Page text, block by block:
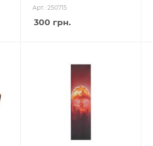
Арт.: 250715
300 грн.